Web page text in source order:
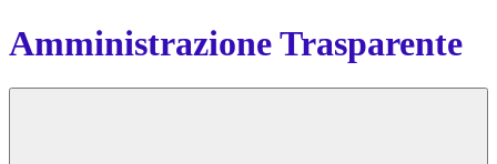
Amministrazione Trasparente